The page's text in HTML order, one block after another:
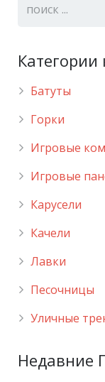
Категории
Батуты
Горки
Игровые
Игровые
Карусели
Качели
Лавки
Песочницы
Уличные
Недавние